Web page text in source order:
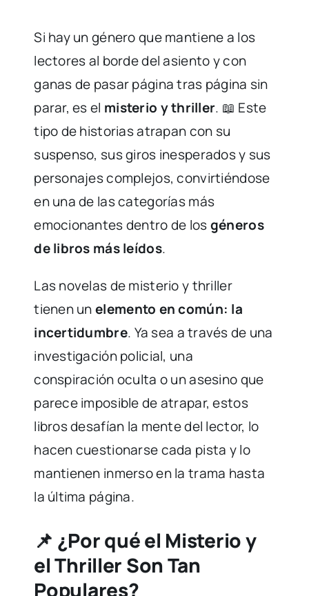
Si hay un género que mantiene a los
lectores al borde del asiento y con
ganas de pasar página tras página sin
parar, es el misterio y thriller. 📖 Este
tipo de historias atrapan con su
suspenso, sus giros inesperados y sus
personajes complejos, convirtiéndose
en una de las categorías más
emocionantes dentro de losgéneros
de libros más leídos.
Las novelas de misterio y thriller
tienen unelemento en común: la
incertidumbre. Ya sea a través de una
investigación policial, una
conspiración oculta o un asesino que
parece imposible de atrapar, estos
libros desafían la mente del lector, lo
hacen cuestionarse cada pista y lo
mantienen inmerso en la trama hasta
la última página.
📌 ¿Por qué el Misterio y
el Thriller Son Tan
Populares?